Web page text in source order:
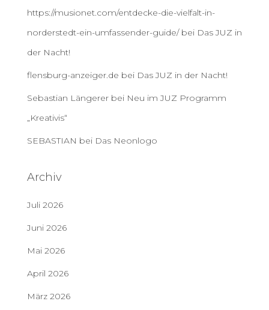
https://musionet.com/entdecke-die-vielfalt-in-
norderstedt-ein-umfassender-guide/bei Das JUZ in
der Nacht!
flensburg-anzeiger.de bei Das JUZ in der Nacht!
Sebastian Längerer bei Neu im JUZ Programm
„Kreativis“
SEBASTIAN bei Das Neonlogo
Archiv
Juli 2026
Juni 2026
Mai 2026
April 2026
März 2026